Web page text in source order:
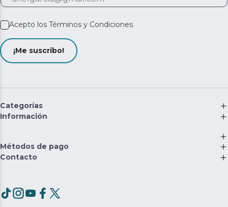
Acepto los Términos y Condiciones
¡Me suscribo!
Categorías
Información
Métodos de pago
Contacto